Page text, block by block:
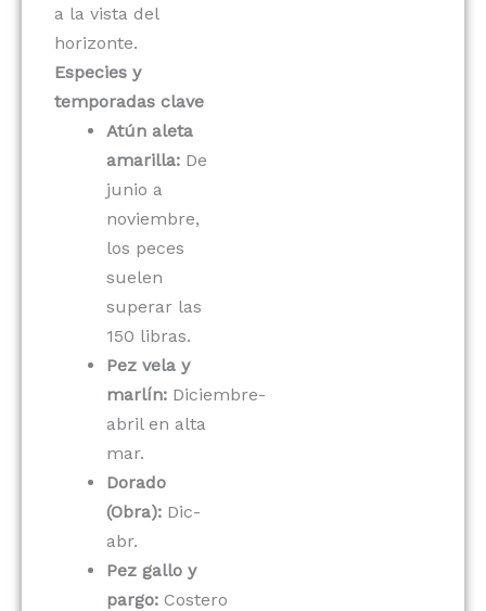
a la vista del
horizonte.
Especies y
temporadas clave
Atún aleta
amarilla: De
junio a
noviembre,
los peces
suelen
superar las
150 libras.
Pez vela y
marlín: Diciembre-
abril en alta
mar.
Dorado
(Obra): Dic-
abr.
Pez gallo y
pargo: Costero